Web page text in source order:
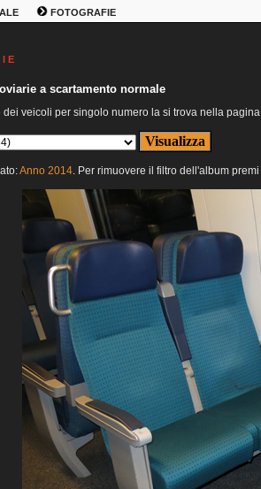
FOTOGRAFIE
I E
a scartamento normale
dei veicoli per singolo numero la si trova nella pagina
Anno 2014. Per rimuovere il filtro dell'album premi